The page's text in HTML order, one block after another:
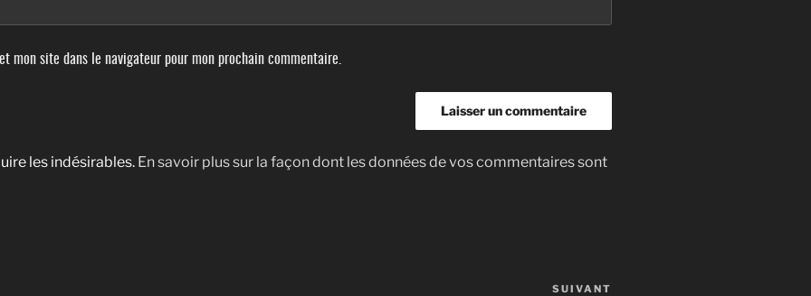
mon site dans le navigateur pour mon prochain commentaire.
les indésirables. En savoir plus sur la façon dont les données de vos commentaires sont
SUIVANT